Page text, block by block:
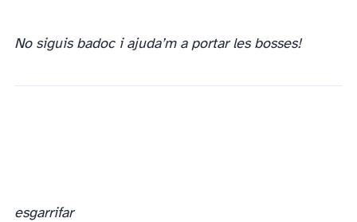
No siguis badoc i ajuda’m a portar les bosses!
esgarrifar